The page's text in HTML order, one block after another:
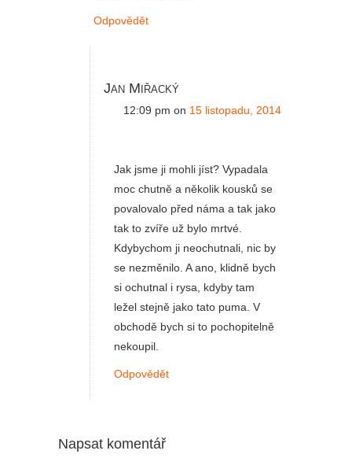
Odpovědět
Jan Miřacký
12:09 pm on 15 listopadu, 2014
Jak jsme ji mohli jíst? Vypadala
moc chutně a několik kousků se
povalovalo před náma a tak jako
tak to zvíře už bylo mrtvé.
Kdybychom ji neochutnali, nic by
se nezměnilo. A ano, klidně bych
si ochutnal i rysa, kdyby tam
ležel stejně jako tato puma. V
obchodě bych si to pochopitelně
nekoupil.
Odpovědět
Napsat komentář